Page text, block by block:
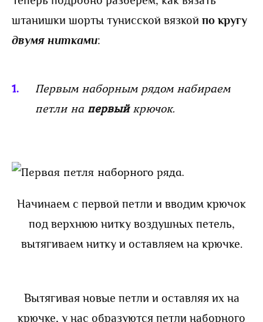
штанишки шорты тунисской вязкой по кругу
двумя нитками:
Первым наборным рядом набираем
петли на первыйкрючок.
Начинаем с первой петли и вводим крючок
под верхнюю нитку воздушных петель,
вытягиваем нитку и оставляем на крючке.
Вытягивая новые петли и оставляя их на
крючке, у нас образуются петли наборного